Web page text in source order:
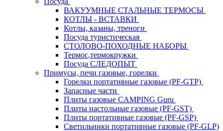
ВАКУУМНЫЕ СТАЛЬНЫЕ ТЕРМОСЫ
КОТЛЫ - ВСТАВКИ
Котлы, казаны, треноги
Посуда туристическая
СТОЛОВО-ПОХОДНЫЕ НАБОРЫ
Термос,термокружки
Посуда СЛЕДОПЫТ
Примусы, печи газовые, горелки
Горелки портативные газовые (PF-GTP)
Запасные части
Плиты газовые CAMPING Guru
Плиты настольные газовые (PF-GST)
Плиты портативные газовые (PF-GSP)
Светильники портативные газовые (PF-GLP)